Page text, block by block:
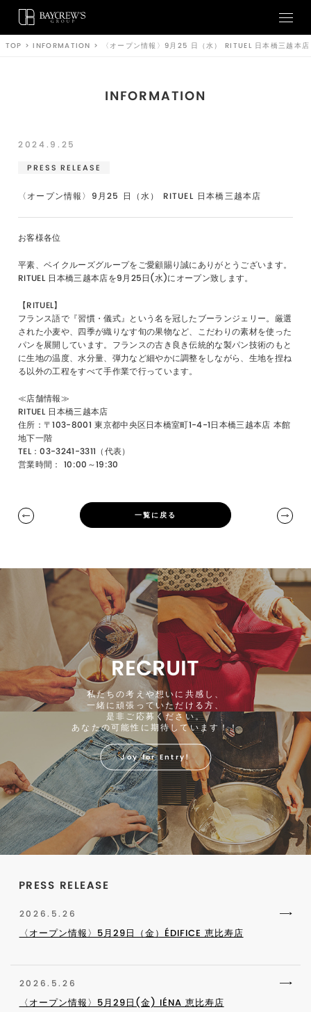
TOP >INFORMATION > 〈オープン情報〉9月25 日（水） RITUEL 日本橋三越本店
INFORMATION
2024.9.25
PRESS RELEASE
〈オープン情報〉9月25 日（水） RITUEL 日本橋三越本店
お客様各位
平素、ベイクルーズグループをご愛顧賜り誠にありがとうございます。
RITUEL 日本橋三越本店を9月25日(水)にオープン致します。
【RITUEL】
フランス語で『習慣・儀式』という名を冠したブーランジェリー。厳選
された小麦や、四季が織りなす旬の果物など、こだわりの素材を使った
パンを展開しています。フランスの古き良き伝統的な製パン技術のもと
に生地の温度、水分量、弾力など細やかに調整をしながら、生地を捏ね
る以外の工程をすべて手作業で行っています。
≪店舗情報≫
RITUEL 日本橋三越本店
住所：〒103-8001 東京都中央区日本橋室町1-4-1日本橋三越本店 本館
地下一階
TEL：03-3241-3311（代表）
営業時間： 10:00～19:30
一覧に戻る
RECRUIT
私たちの考えや想いに共感し、
一緒に頑張っていただける方、
是非ご応募ください。
あなたの可能性に期待しています！！
Joy for Entry!
PRESS RELEASE
2026.5.26
〈オープン情報〉5月29日（金）ÉDIFICE 恵比寿店
2026.5.26
〈オープン情報〉5月29日(金) IÉNA 恵比寿店